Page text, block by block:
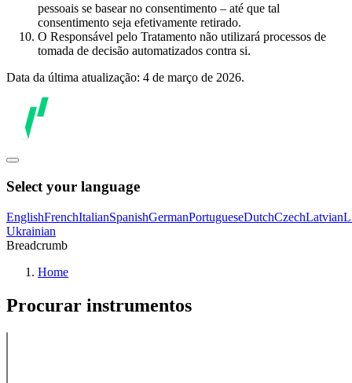
pessoais se basear no consentimento – até que tal
consentimento seja efetivamente retirado.
O Responsável pelo Tratamento não utilizará processos de
tomada de decisão automatizados contra si.
Data da última atualização: 4 de março de 2026.
Select your language
EnglishFrenchItalianSpanishGermanPortugueseDutchCzechLatvian
Ukrainian
Breadcrumb
Home
Procurar instrumentos